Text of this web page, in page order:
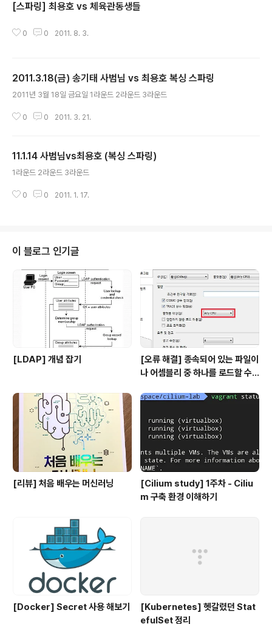
[스파링] 최용호 vs 체육관동생들
0 0 2011. 8. 3.
2011.3.18(금) 송기태 사범님 vs 최용호 복싱 스파링
2011년 3월 18일 금요일 1라운드 2라운드 3라운드
0 0 2011. 3. 21.
11.1.14 사범님vs최용호 (복싱 스파링)
1라운드 2라운드 3라운드
0 0 2011. 1. 17.
이 블로그 인기글
[LDAP] 개념 잡기
[오류 해결] 종속되어 있는 파일이
나 어셈블리 중 하나를 로드할 수
[리뷰] 처음 배우는 머신러닝
[Cilium study] 1주차 - Ciliu
m 구축 환경 이해하기
[Docker] Secret 사용 해보기
[Kubernetes] 헷갈렸던 Stat
efulSet 정리